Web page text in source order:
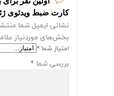
کارت ضبط ویدئوی
نشانی ایمیل شما
بخش‌های موردنیاز
امتیاز شما *
بررسی شما *